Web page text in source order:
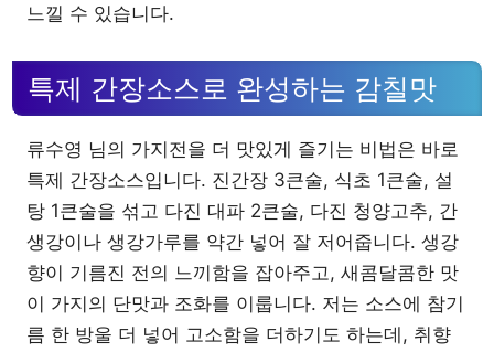
느낄 수 있습니다.
특제 간장소스로 완성하는 감칠맛
류수영 님의 가지전을 더 맛있게 즐기는 비법은 바로
특제 간장소스입니다. 진간장 3큰술, 식초 1큰술, 설
탕 1큰술을 섞고 다진 대파 2큰술, 다진 청양고추, 간
생강이나 생강가루를 약간 넣어 잘 저어줍니다. 생강
향이 기름진 전의 느끼함을 잡아주고, 새콤달콤한 맛
이 가지의 단맛과 조화를 이룹니다. 저는 소스에 참기
름 한 방울 더 넣어 고소함을 더하기도 하는데, 취향